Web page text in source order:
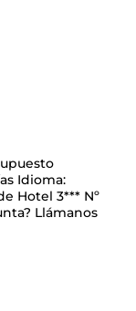
Idioma:
Hotel 3*** Nº
Llámanos